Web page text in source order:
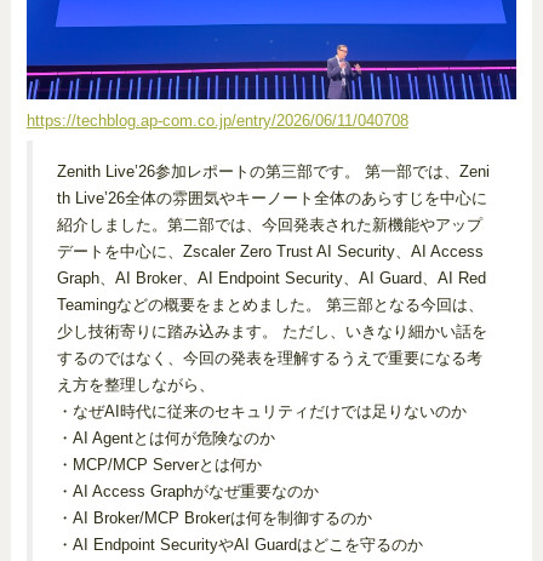
https://techblog.ap-com.co.jp/entry/2026/06/11/040708
Zenith Live’26参加レポートの第三部です。 第一部では、Zeni
th Live’26全体の雰囲気やキーノート全体のあらすじを中心に
紹介しました。第二部では、今回発表された新機能やアップ
デートを中心に、Zscaler Zero Trust AI Security、AI Access
Graph、AI Broker、AI Endpoint Security、AI Guard、AI Red
Teamingなどの概要をまとめました。 第三部となる今回は、
少し技術寄りに踏み込みます。 ただし、いきなり細かい話を
するのではなく、今回の発表を理解するうえで重要になる考
え方を整理しながら、
・なぜAI時代に従来のセキュリティだけでは足りないのか
・AI Agentとは何が危険なのか
・MCP/MCP Serverとは何か
・AI Access Graphがなぜ重要なのか
・AI Broker/MCP Brokerは何を制御するのか
・AI Endpoint SecurityやAI Guardはどこを守るのか